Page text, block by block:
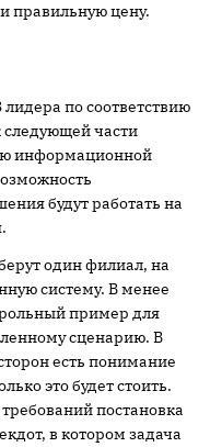
правильную цену.
по соответствию
части
информационной
будут работать на
один филиал, на
систему. В менее
пример для
сценарию. В
есть понимание
это будет стоить.
постановка
в котором задача